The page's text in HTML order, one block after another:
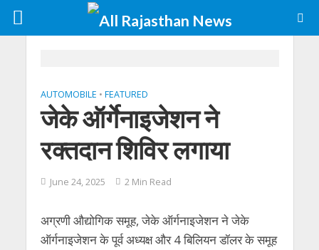
AUTOMOBILE • FEATURED
जेके ऑर्गेनाइजेशन ने
रक्तदान शिविर लगाया
June 24, 2025 2 Min Read
अग्रणी औद्योगिक समूह, जेके ऑर्गनाइजेशन ने जेके
ऑर्गनाइजेशन के पूर्व अध्यक्ष और 4 बिलियन डॉलर के समूह